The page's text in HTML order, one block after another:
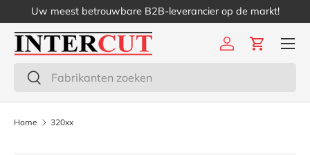
Ga naar inhoud
Uw meest betrouwbare B2B-leverancier op de markt!
Zoeken
Zoeken
Inloggen
Menu
Home 320xx